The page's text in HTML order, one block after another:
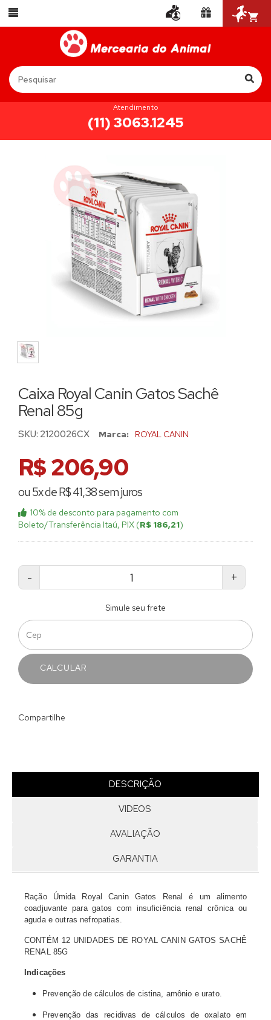
Atendimento
(11) 3063.1245
Caixa Royal Canin Gatos Sachê
Renal 85g
SKU: 2120026CX Marca: ROYAL CANIN
R$ 206,90
ou 5x de R$ 41,38 sem juros
10% de desconto para pagamento com
Boleto/Transferência Itaú, PIX (R$ 186,21)
- +
Simule seu frete
CALCULAR
Compartilhe
DESCRIÇÃO
VIDEOS
AVALIAÇÃO
GARANTIA
Ração Úmida Royal Canin Gatos Renal é um alimento
coadjuvante para gatos com insuficiência renal crônica ou
aguda e outras nefropatias.
CONTÉM 12 UNIDADES DE ROYAL CANIN GATOS SACHÊ
RENAL 85G
Indicações
Prevenção de cálculos de cistina, amônio e urato.
Prevenção das recidivas de cálculos de oxalato em